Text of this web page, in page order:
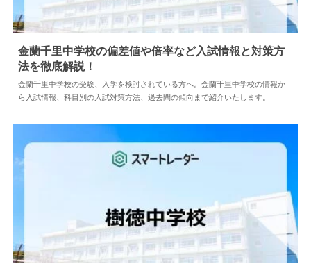
中学情報 2024.04.02
金蘭千里中学校の偏差値や倍率など入試情報と対策方
法を徹底解説！
金蘭千里中学校の受験、入学を検討されている方へ。金蘭千里中学校の情報か
ら入試情報、科目別の入試対策方法、過去問の傾向まで紹介いたします。